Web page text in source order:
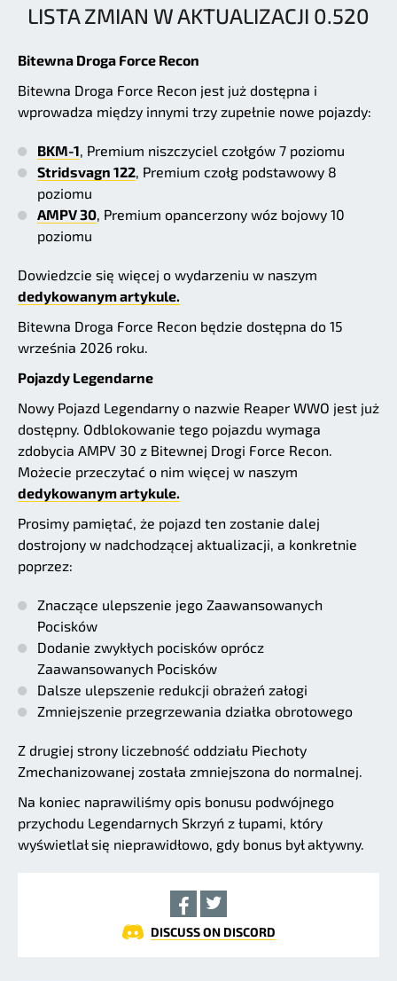
LISTA ZMIAN W AKTUALIZACJI 0.520
Bitewna Droga Force Recon
Bitewna Droga Force Recon jest już dostępna i
wprowadza między innymi trzy zupełnie nowe pojazdy:
BKM-1 , Premium niszczyciel czołgów 7 poziomu
Stridsvagn 122 , Premium czołg podstawowy 8
poziomu
AMPV 30 , Premium opancerzony wóz bojowy 10
poziomu
Dowiedzcie się więcej o wydarzeniu w naszym
dedykowanym artykule.
Bitewna Droga Force Recon będzie dostępna do 15
września 2026 roku.
Pojazdy Legendarne
Nowy Pojazd Legendarny o nazwie Reaper WWO jest już
dostępny. Odblokowanie tego pojazdu wymaga
zdobycia AMPV 30 z Bitewnej Drogi Force Recon.
Możecie przeczytać o nim więcej w naszym
dedykowanym artykule.
Prosimy pamiętać, że pojazd ten zostanie dalej
dostrojony w nadchodzącej aktualizacji, a konkretnie
poprzez:
Znaczące ulepszenie jego Zaawansowanych
Pocisków
Dodanie zwykłych pocisków oprócz
Zaawansowanych Pocisków
Dalsze ulepszenie redukcji obrażeń załogi
Zmniejszenie przegrzewania działka obrotowego
Z drugiej strony liczebność oddziału Piechoty
Zmechanizowanej została zmniejszona do normalnej.
Na koniec naprawiliśmy opis bonusu podwójnego
przychodu Legendarnych Skrzyń z łupami, który
wyświetlał się nieprawidłowo, gdy bonus był aktywny.
DISCUSS ON DISCORD